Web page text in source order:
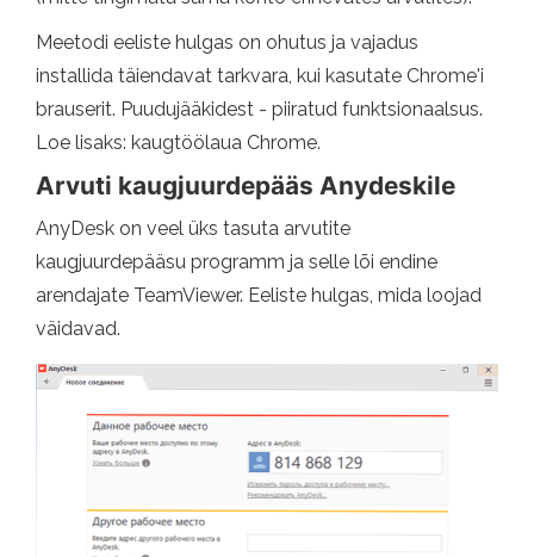
Meetodi eeliste hulgas on ohutus ja vajadus
installida täiendavat tarkvara, kui kasutate Chrome'i
brauserit. Puudujääkidest - piiratud funktsionaalsus.
Loe lisaks: kaugtöölaua Chrome.
Arvuti kaugjuurdepääs Anydeskile
AnyDesk on veel üks tasuta arvutite
kaugjuurdepääsu programm ja selle lõi endine
arendajate TeamViewer. Eeliste hulgas, mida loojad
väidavad.